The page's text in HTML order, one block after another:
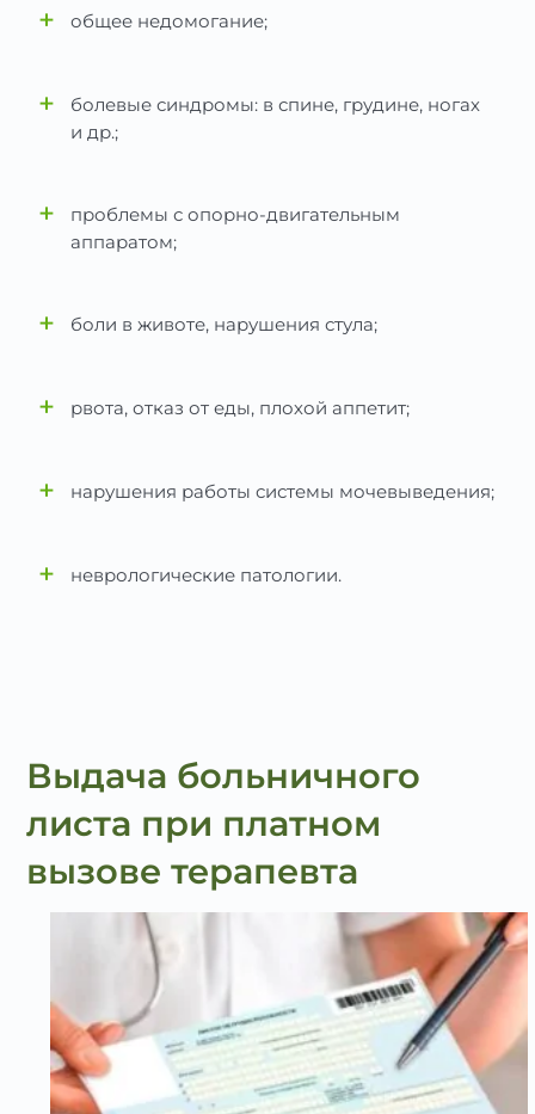
+ общее недомогание;
+
болевые синдромы: в спине, грудине, ногах
и др.;
+
проблемы с опорно-двигательным
аппаратом;
+ боли в животе, нарушения стула;
+ рвота, отказ от еды, плохой аппетит;
+ нарушения работы системы мочевыведения;
+ неврологические патологии.
Выдача больничного
листа при платном
вызове терапевта